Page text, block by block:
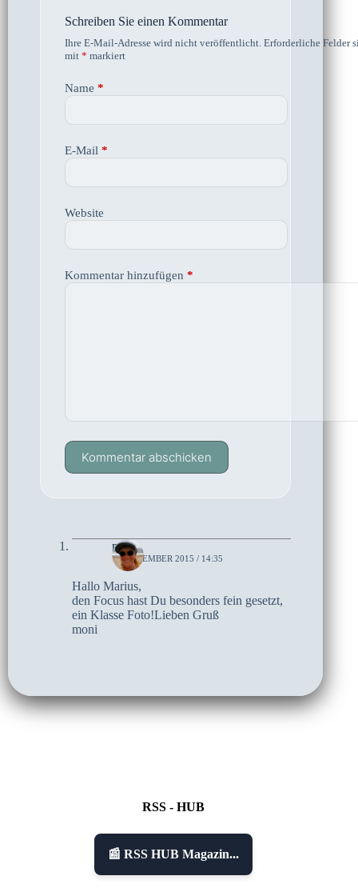
Schreiben Sie einen Kommentar
Ihre E-Mail-Adresse wird nicht veröffentlicht. Erforderliche Felder
mit * markiert
Name *
E-Mail *
Website
Kommentar hinzufügen *
Kommentar abschicken
moni
1. SEPTEMBER 2015 / 14:35
Hallo Marius,
den Focus hast Du besonders fein gesetzt,
ein Klasse Foto!Lieben Gruß
moni
RSS - HUB
📰 RSS HUB Magazin...